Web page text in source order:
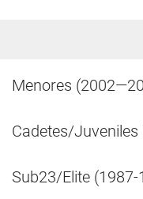
Menores
Cadetes/Juveniles
Sub23/Elite (1987-